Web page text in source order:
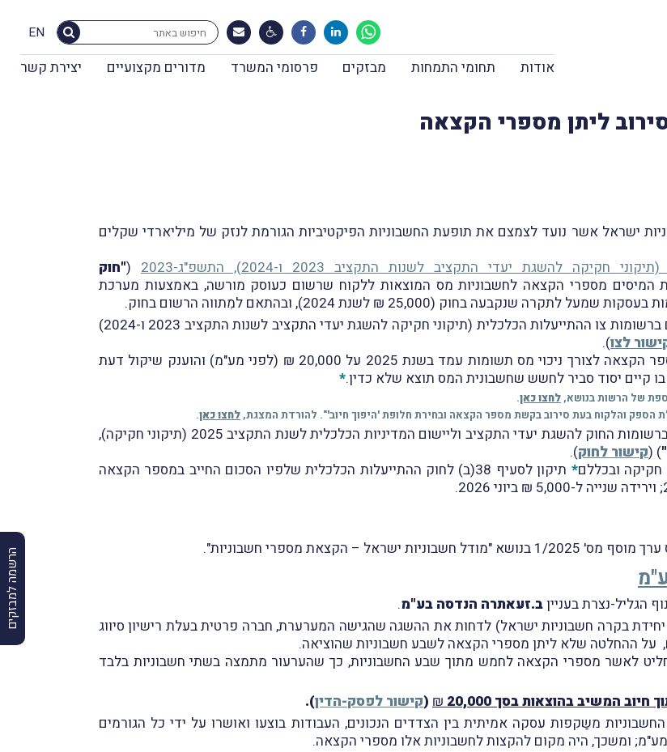
EN
אודות תחומי התמחות מבזקים פרסומי המשרד מדורים מקצועיים יצירת קשר
הרשמה למבזקים
ליתן מספרי הקצאה
התייחסנו למודל חשבוניות ישראל אשר נועד לצמצם את תופעת החשבוניות הפיקטיביות הגורמת לנזק של מיליארדי שקלים
להשגת יעדי התקציב לשנות התקציב 2023 ו-2024), התשפ"ג-2023 ("חוק
מיום 1.1.2024 תנפיק רשות המיסים מספרי הקצאה לחשבוניות מס המוצאות ללקוח שרשום כעוסק מורשה, באמצעות מערכת
בחוק (25,000 ₪ לשנת 2024), ובהתאם למִתווה הרשום בחוק.
ביום 31.12.2024, וכפי שדיווחנו במבזק מס' 2112, פורסם ברשומות צו ההתייעלות הכלכלית (תיקוני חקיקה להשגת יעדי התקציב לשנות התקציב 2023 ו-2024)
לצו).
בעקבות הצו, סכום חשבונית המס שלגבּיה נדרש לקבל מספר הקצאה לצורך ניכוי מס תשומות עמד בשנת 2025 על 20,000 ₪ (לפני מע"מ) והוענק שיקול דעת
יסוד סביר לחשש שחשבונית המס תוצא שלא כדין.*
של הרשות בנושא, לחצו כאן.
לחצו כאן.
ביום 27.3.2025, וכפי שדיווחנו במבזק מס' 2123, פורסם ברשומות החוק להשגת יעדי התקציב וליישום המדיניות הכלכלית לשנת התקציב 2025 (תיקוני חקיקה),
) (קישור לחוק).
חקיקה ובכללם*
תיקון לסעיף 38(ב) לחוק ההתייעלות הכלכלית שלפיו הסכום החייב במספר הקצאה
ב.זעאתרה הנדסה בע"מ.
בקרה חשבוניות ישראל) לדחות את ההשגה שהגישה המערערת, חברה פרטית בעלת רישיון סיווג
לאשר מספרי הקצאה לחמש מתוך שבע החשבוניות, כך שהערעור מתמצה בשתי חשבוניות בלבד
המשיב בהוצאות בסך 20,000 ₪
(קישור לפסק-הדין).
משַקפות עסקה אמיתית בין הצדדים הנכונים, העבודות בוצעו ואושרו על ידי כל הגורמים
ומשכך, היה מקום להקצות לחשבוניות אלו מספרי הקצאה.